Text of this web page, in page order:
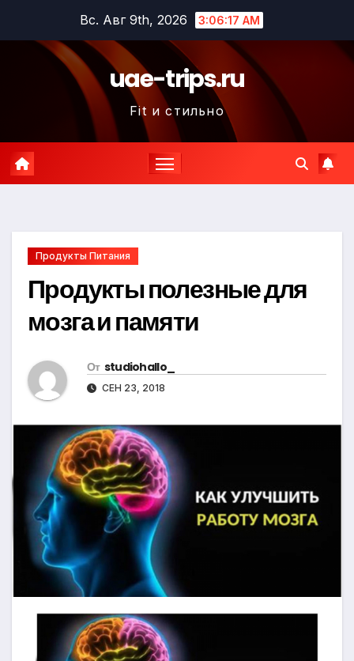
содержимому
Вс. Авг 9th, 2026 3:06:19 AM
uae-trips.ru
Fit и стильно
Продукты Питания
Продукты полезные для
мозга и памяти
От studiohallo_
СЕН 23, 2018